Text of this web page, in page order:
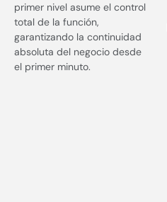
primer nivel asume el control
total de la función,
garantizando la continuidad
absoluta del negocio desde
el primer minuto.